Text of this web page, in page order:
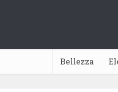
Bellezza